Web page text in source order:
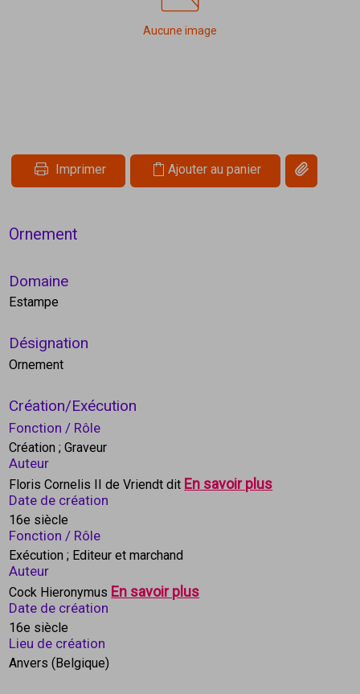
Aucune image
Imprimer Ajouter au panier Copier le
Ornement
Domaine
Estampe
Désignation
Ornement
Création/Exécution
Fonction / Rôle
Création; Graveur
Auteur
Floris Cornelis II de Vriendt dit En savoir plus
Date de création
16e siècle
Fonction / Rôle
Exécution; Editeur et marchand
Auteur
Cock Hieronymus En savoir plus
Date de création
16e siècle
Lieu de création
Anvers (Belgique)